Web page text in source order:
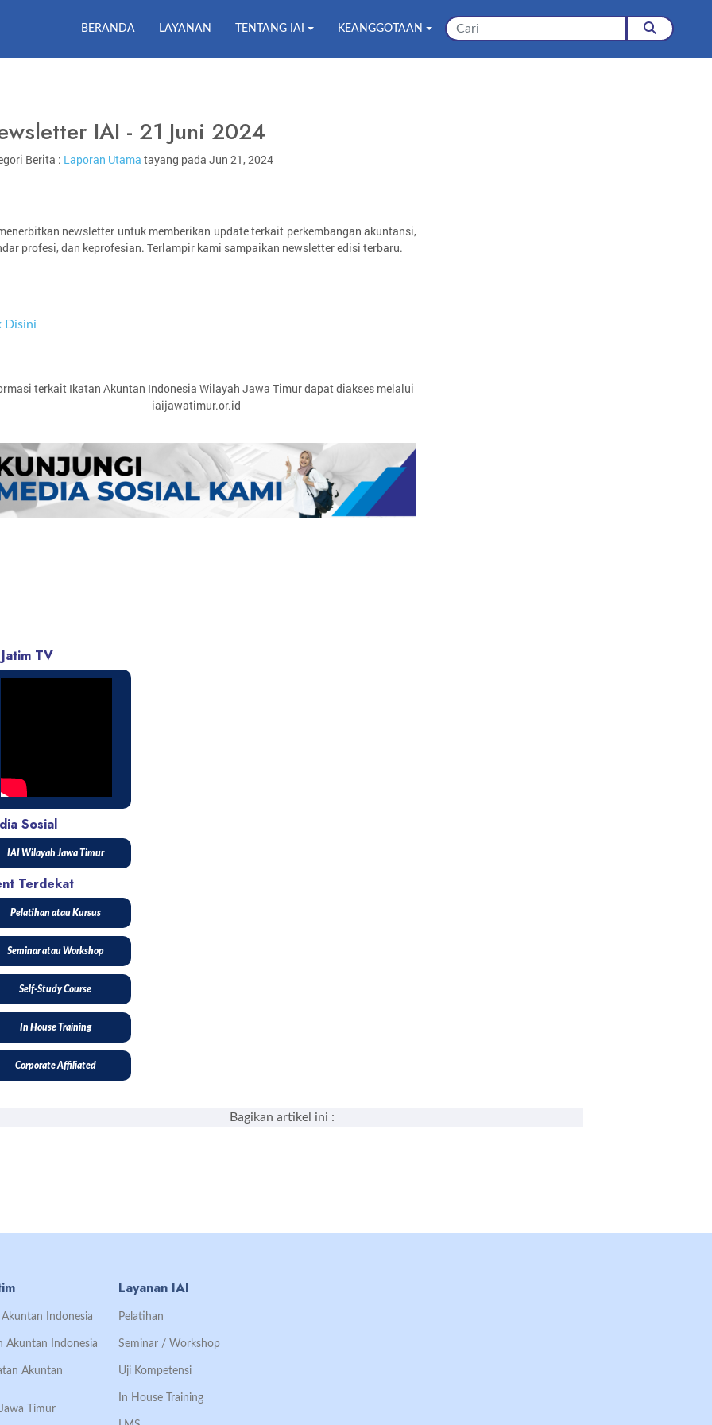
BERANDA LAYANAN TENTANG IAI KEANGGOTAAN
IAI - 21 Juni 2024
Berita : Laporan Utama tayang pada Jun 21, 2024
newsletter untuk memberikan update terkait perkembangan akuntansi,
profesi, dan keprofesian. Terlampir kami sampaikan newsletter edisi terbaru.
Disini
terkait Ikatan Akuntan Indonesia Wilayah Jawa Timur dapat diakses melalui
iaijawatimur.or.id
TV
Sosial
IAI Wilayah Jawa Timur
Terdekat
Pelatihan atau Kursus
Seminar atau Workshop
Self-Study Course
In House Training
Corporate Affiliated
Bagikan artikel ini :
Indonesia
Akuntan Indonesia
Akuntan
Timur
Layanan IAI
Pelatihan
Seminar / Workshop
Uji Kompetensi
In House Training